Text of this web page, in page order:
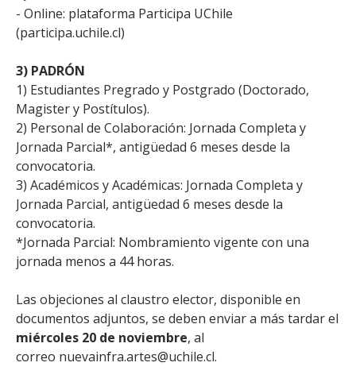
- Online: plataforma Participa UChile
(participa.uchile.cl)
3) PADRÓN
1) Estudiantes Pregrado y Postgrado (Doctorado,
Magister y Postítulos).
2) Personal de Colaboración: Jornada Completa y
Jornada Parcial*, antigüedad 6 meses desde la
convocatoria.
3) Académicos y Académicas: Jornada Completa y
Jornada Parcial, antigüedad 6 meses desde la
convocatoria.
*Jornada Parcial: Nombramiento vigente con una
jornada menos a 44 horas.
Las objeciones al claustro elector, disponible en
documentos adjuntos, se deben enviar a más tardar el
miércoles 20 de noviembre, al
correo nuevainfra.artes@uchile.cl.